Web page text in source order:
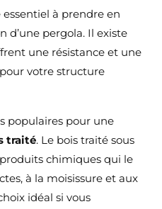
à prendre en
d’une pergola. Il existe
une résistance et une
votre structure
populaires pour une
traité. Le bois traité sous
chimiques qui le
à la moisissure et aux
idéal si vous